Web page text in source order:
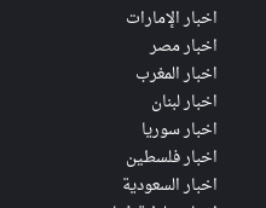
اخبار الإمارات
اخبار مصر
اخبار المغرب
اخبار لبنان
اخبار سوريا
اخبار فلسطين
اخبار السعودية